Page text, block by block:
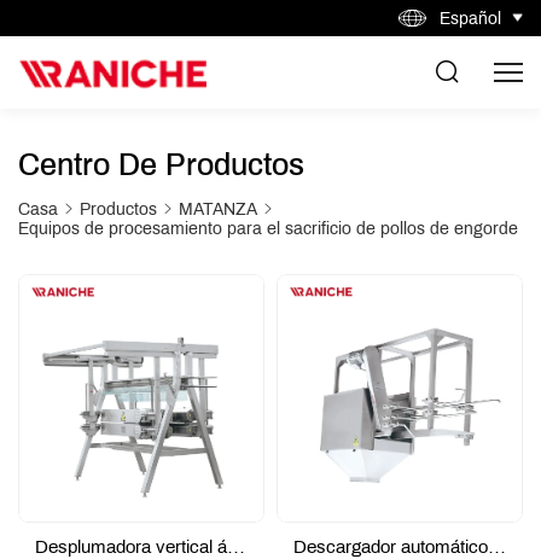
Español
Centro De Productos
Casa Productos
MATANZA
Equipos de procesamiento para el sacrificio de pollos de engorde
Desplumadora vertical áspera Descargador automático de pies - Tipo accionado por motor